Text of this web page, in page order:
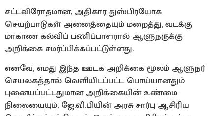
சட்டவிரோதமான, அதிகார துஸ்பிரயோக
செயற்பாடுகள் அனைத்தையும் மறைத்து, வடக்கு
மாகாண கல்விப் பணிப்பாளரால் ஆளுநருக்கு
அறிக்கை சமர்ப்பிக்கப்பட்டுள்ளது.
எனவே, எமது இந்த ஊடக அறிக்கை மூலம் ஆளுநர்
செயலகத்தால் வெளியிடப்பட்ட பொய்யானதும்
புனையப்பட்டதுமான அறிக்கையின் உண்மை
நிலையையும், ஜே.வி.பியின் அரசு சார்பு ஆசிரிய